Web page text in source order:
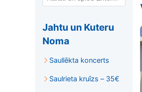
Jahtu un Kuteru
Noma
Saullēkta koncerts
Saulrieta kruīzs – 35€